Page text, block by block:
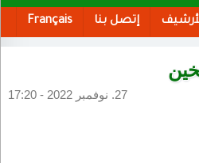
إتصل بنا Français
27. نوفمبر 2022 - 17:20